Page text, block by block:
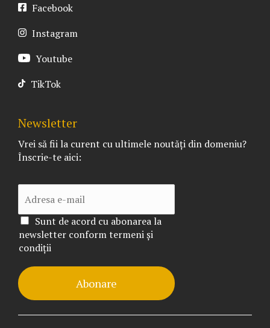
Facebook
Instagram
Youtube
TikTok
Newsletter
Vrei să fii la curent cu ultimele noutăți din domeniu?
Înscrie-te aici:
Sunt de acord cu abonarea la
newsletter conform termeni și
condiții
Abonare